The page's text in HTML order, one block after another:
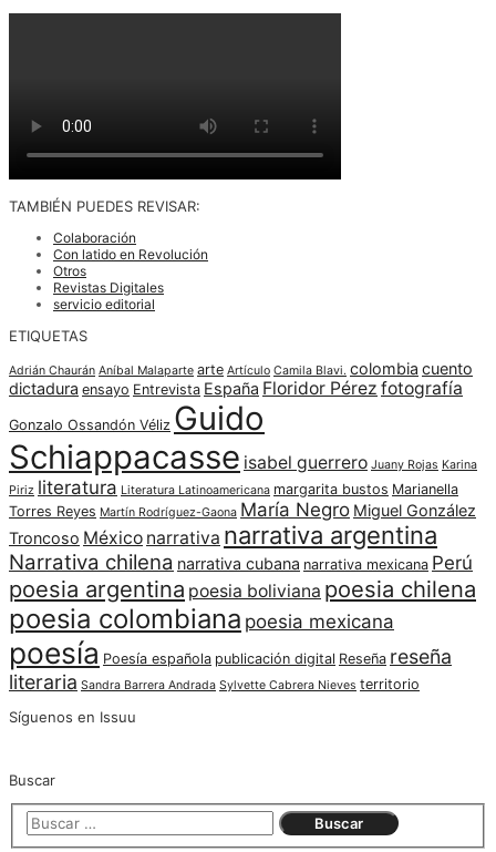
TAMBIÉN PUEDES REVISAR:
Colaboración
Con latido en Revolución
Otros
Revistas Digitales
servicio editorial
ETIQUETAS
Adrián Chaurán Aníbal Malaparte arte Artículo Camila Blavi. colombia cuento
dictadura ensayo Entrevista España Floridor Pérez fotografía
Gonzalo Ossandón Véliz Guido
Schiappacasse isabel guerrero Juany Rojas Karina
Piriz literatura Literatura Latinoamericana margarita bustos Marianella
Torres Reyes Martín Rodríguez-Gaona María Negro Miguel González
Troncoso México narrativa narrativa argentina
Narrativa chilena narrativa cubana narrativa mexicana Perú
poesia argentina poesia boliviana poesia chilena
poesia colombiana poesia mexicana
poesía Poesía española publicación digital Reseña reseña
literaria Sandra Barrera Andrada Sylvette Cabrera Nieves territorio
Síguenos en Issuu
Buscar